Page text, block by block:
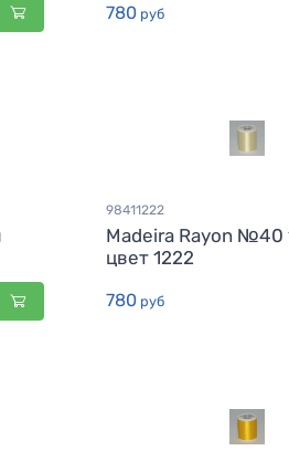
780 руб
98411222
Madeira Rayon №40
цвет 1222
780 руб